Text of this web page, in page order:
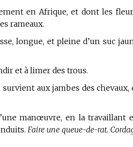
en Afrique, et dont les
rameaux.
longue, et pleine d’un suc
et à limer des trous.
aux jambes des chevaux,
manœuvre, en la travaillant
Faire une queue-de-rat.